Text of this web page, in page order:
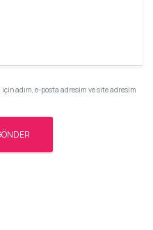
adım, e-posta adresim ve site adresim